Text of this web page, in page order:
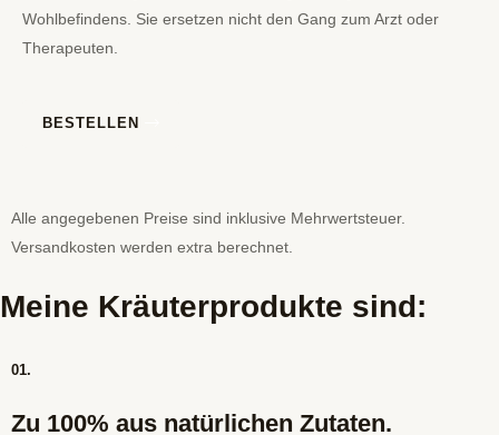
Wohlbefindens. Sie ersetzen nicht den Gang zum Arzt oder
Therapeuten.
BESTELLEN
Alle angegebenen Preise sind inklusive Mehrwertsteuer.
Versandkosten werden extra berechnet.
Meine Kräuterprodukte sind:
01.
Zu 100% aus natürlichen Zutaten.